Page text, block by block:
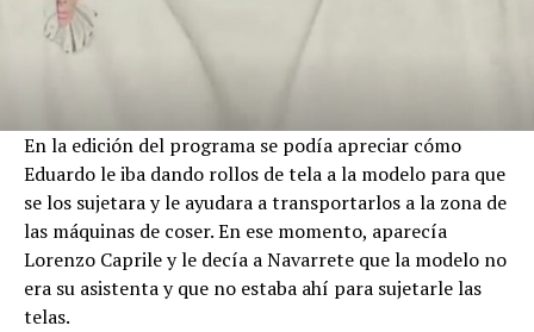
En la edición del programa se podía apreciar cómo
Eduardo le iba dando rollos de tela a la modelo para que
se los sujetara y le ayudara a transportarlos a la zona de
las máquinas de coser. En ese momento, aparecía
Lorenzo Caprile y le decía a Navarrete que la modelo no
era su asistenta y que no estaba ahí para sujetarle las
telas.